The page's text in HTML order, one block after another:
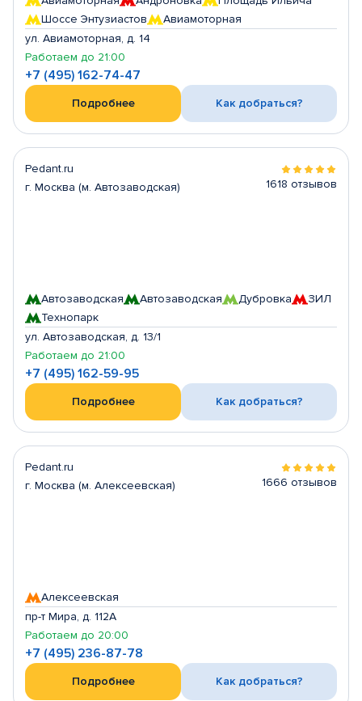
Шоссе Энтузиастов
Авиамоторная
ул. Авиамоторная, д. 14
Работаем до 21:00
+7 (495) 162-74-47
Подробнее Как добраться?
Pedant.ru
г. Москва (м. Автозаводская)
1618 отзывов
Автозаводская Автозаводская Дубровка
ЗИЛ
Технопарк
ул. Автозаводская, д. 13/1
Работаем до 21:00
+7 (495) 162-59-95
Подробнее Как добраться?
Pedant.ru
г. Москва (м. Алексеевская)
1666 отзывов
Алексеевская
пр-т Мира, д. 112А
Работаем до 20:00
+7 (495) 236-87-78
Подробнее Как добраться?